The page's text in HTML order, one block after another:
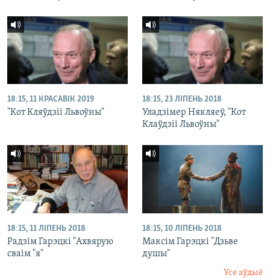
18:15, 11 КРАСАВІК 2019
"Кот Кляўдзіі Львоўны"
18:15, 23 ЛІПЕНЬ 2018
Уладзімер Някляеў, "Кот
Клаўдзіі Львоўны"
18:15, 11 ЛІПЕНЬ 2018
Радзім Гарэцкі "Ахвярую
сваім "я"
18:15, 10 ЛІПЕНЬ 2018
Максім Гарэцкі "Дзьве
душы"
Усе аўдыё